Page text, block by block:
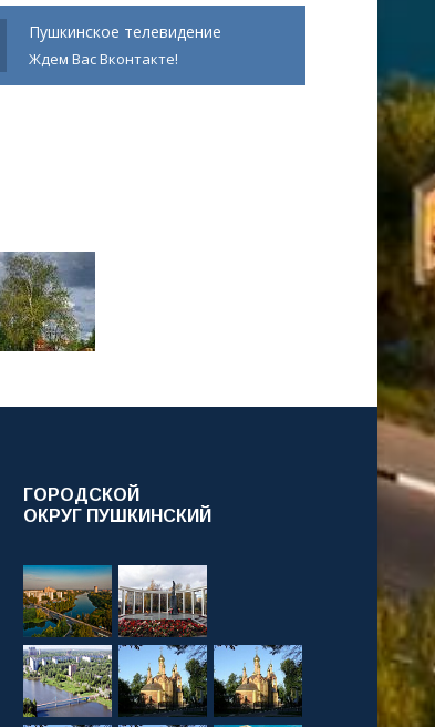
Пушкинское телевидение
Ждем Вас Вконтакте!
ГОРОДСКОЙ
ОКРУГ ПУШКИНСКИЙ